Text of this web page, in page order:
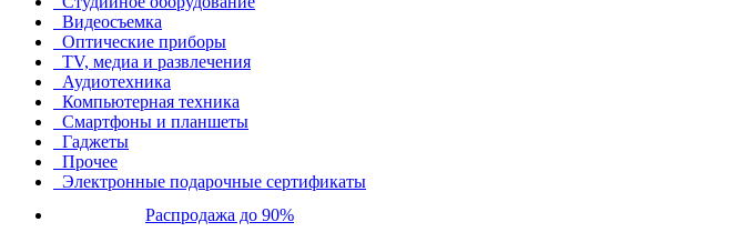
Видеосъемка
Оптические приборы
TV, медиа и развлечения
Аудиотехника
Компьютерная техника
Смартфоны и планшеты
Гаджеты
Прочее
Электронные подарочные сертификаты
Распродажа до 90%